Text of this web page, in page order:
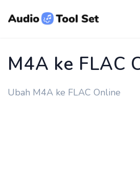
M4A ke FLAC
Ubah M4A ke FLAC Online